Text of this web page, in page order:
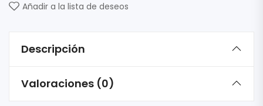
Añadir a la lista de deseos
Descripción
Valoraciones (0)